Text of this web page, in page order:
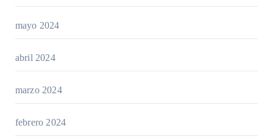
mayo 2024
abril 2024
marzo 2024
febrero 2024